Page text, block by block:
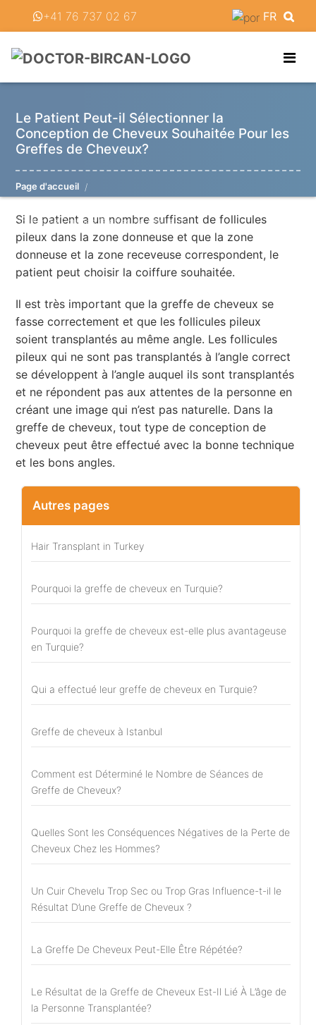
+41 76 737 02 67 FR
Le Patient Peut-il Sélectionner la
Conception de Cheveux Souhaitée Pour les
Greffes de Cheveux?
Page d'accueil
Souhaitée Pour les Greffes de Cheveux?
Si le patient a un nombre suffisant de follicules
pileux dans la zone donneuse et que la zone
donneuse et la zone receveuse correspondent, le
patient peut choisir la coiffure souhaitée.
Il est très important que la greffe de cheveux se
fasse correctement et que les follicules pileux
soient transplantés au même angle. Les follicules
pileux qui ne sont pas transplantés à l’angle correct
se développent à l’angle auquel ils sont transplantés
et ne répondent pas aux attentes de la personne en
créant une image qui n’est pas naturelle. Dans la
greffe de cheveux, tout type de conception de
cheveux peut être effectué avec la bonne technique
et les bons angles.
Autres pages
Hair Transplant in Turkey
Pourquoi la greffe de cheveux en Turquie?
Pourquoi la greffe de cheveux est-elle plus avantageuse
en Turquie?
Qui a effectué leur greffe de cheveux en Turquie?
Greffe de cheveux à Istanbul
Comment est Déterminé le Nombre de Séances de
Greffe de Cheveux?
Quelles Sont les Conséquences Négatives de la Perte de
Cheveux Chez les Hommes?
Un Cuir Chevelu Trop Sec ou Trop Gras Influence-t-il le
Résultat D’une Greffe de Cheveux ?
La Greffe De Cheveux Peut-Elle Être Répétée?
Le Résultat de la Greffe de Cheveux Est-Il Lié À L’âge de
la Personne Transplantée?